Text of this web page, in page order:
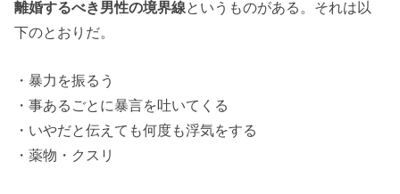
離婚するべき男性の境界線というものがある。それは以
下のとおりだ。
・暴力を振るう
・事あるごとに暴言を吐いてくる
・いやだと伝えても何度も浮気をする
・薬物・クスリ